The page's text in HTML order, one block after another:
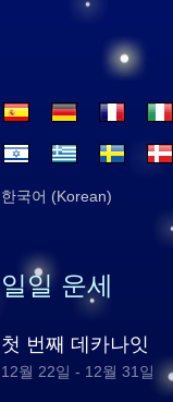
한국어 (Korean)
일일 운세
첫 번째 데카나잇
12월 22일 - 12월 31일